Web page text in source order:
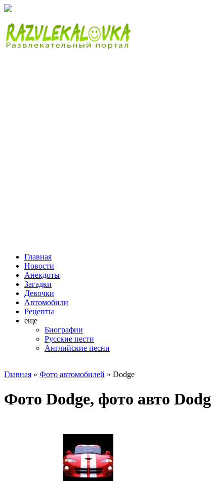
Главная
Новости
Анекдоты
Загадки
Девочки
Автомобили
Рецепты
еще
Биографии
Русские пести
Английские песни
Главная » Фото автомобилей » Dodge
Фото Dodge, фото авто